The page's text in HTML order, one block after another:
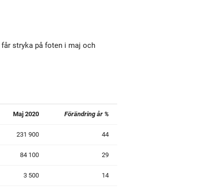
får stryka på foten i maj och
Maj 2020 Förändring år %
231 900 44
84 100 29
3 500 14